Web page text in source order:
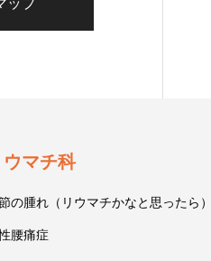
ップ
ウマチ科
の腫れ（リウマチかなと思ったら）
腰痛症